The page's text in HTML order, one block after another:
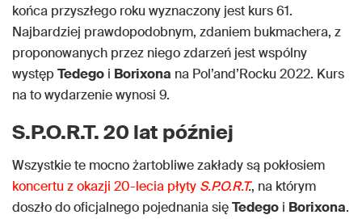
końca przyszłego roku wyznaczony jest kurs 61.
Najbardziej prawdopodobnym, zdaniem bukmachera, z
proponowanych przez niego zdarzeń jest wspólny
występTedego i Borixona na Pol’and’Rocku 2022. Kurs
na to wydarzenie wynosi 9.
S.P.O.R.T. 20 lat później
Wszystkie te mocno żartobliwe zakłady są pokłosiem
koncertu z okazji 20-lecia płyty S.P.O.R.T., na którym
doszło do oficjalnego pojednania sięTedego i Borixona.